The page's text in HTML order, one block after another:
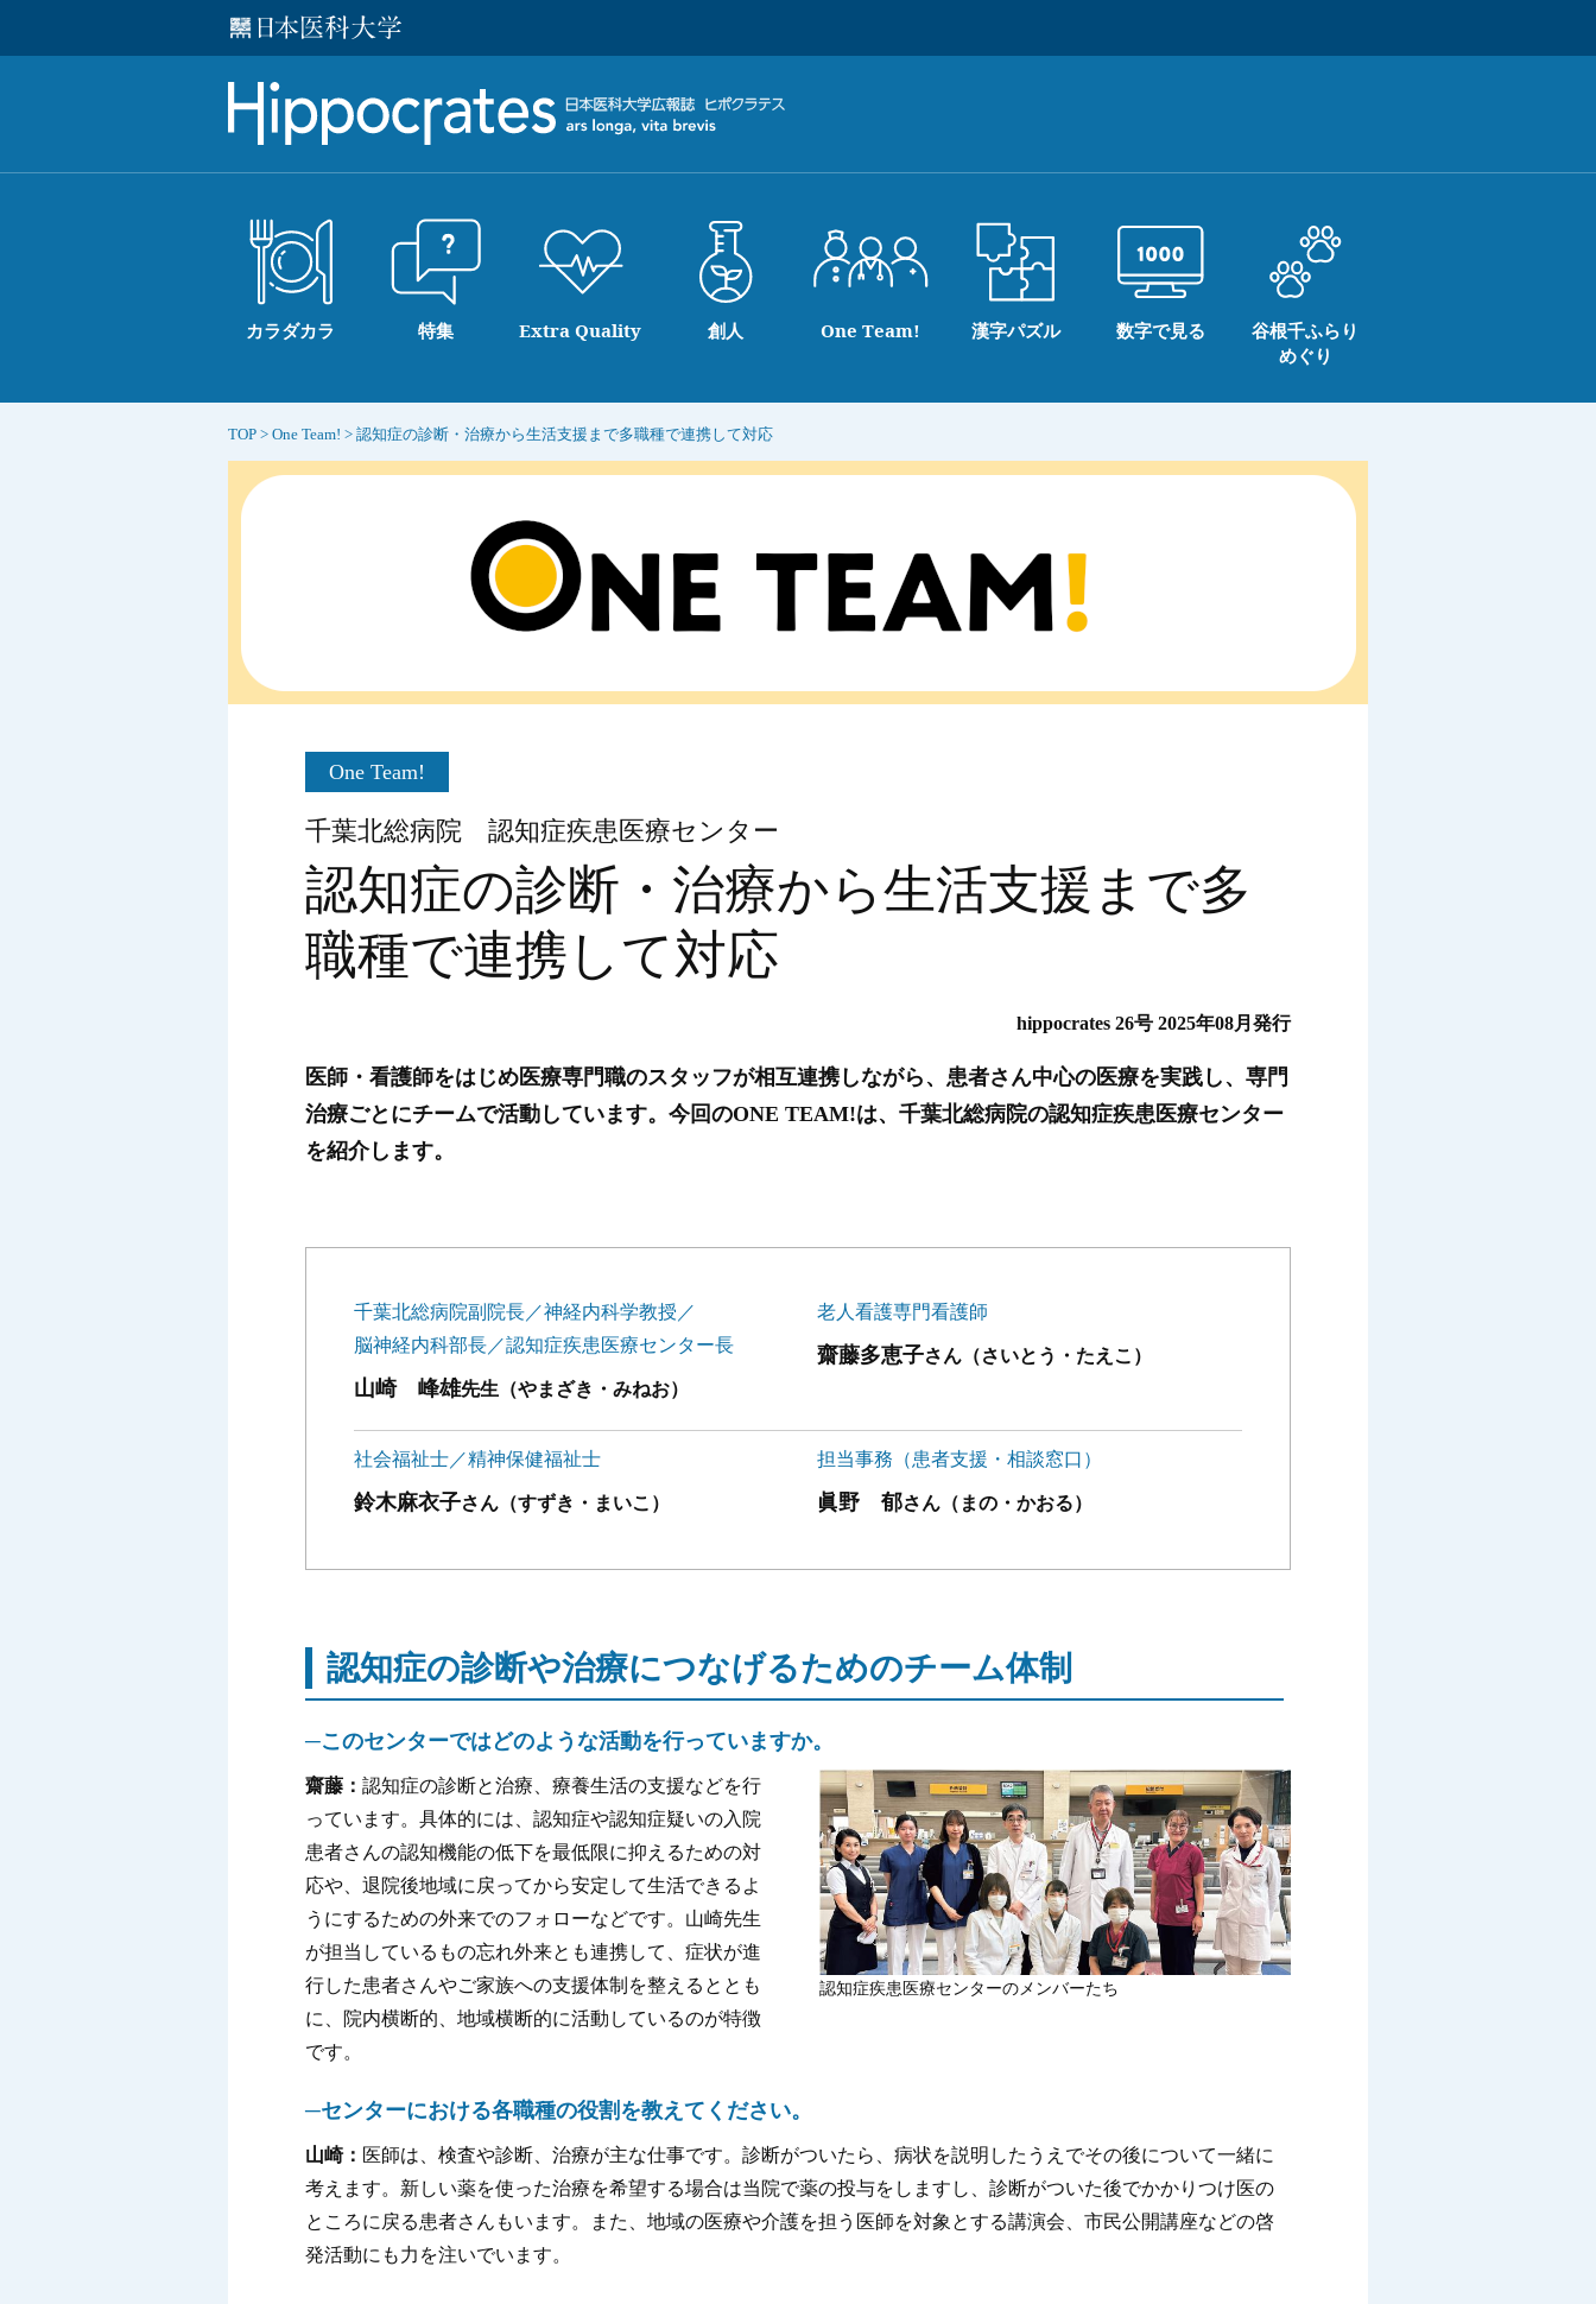
カラダカラ 特集 Extra Quality 創人 One Team! 漢字パズル 数字で見る
谷根千ふらり
めぐり
TOP > One Team! > 認知症の診断・治療から生活支援まで多職種で連携して対応
One Team!
千葉北総病院 認知症疾患医療センター
認知症の診断・治療から生活支援まで多
職種で連携して対応
hippocrates 26号 2025年08月発行
医師・看護師をはじめ医療専門職のスタッフが相互連携しながら、患者さん中心の医療を実践し、専門
治療ごとにチームで活動しています。今回のONE TEAM!は、千葉北総病院の認知症疾患医療センター
を紹介します。
千葉北総病院副院長／神経内科学教授／
脳神経内科部長／認知症疾患医療センター長
山崎 峰雄先生（やまざき・みねお）
老人看護専門看護師
齋藤多恵子さん（さいとう・たえこ）
社会福祉士／精神保健福祉士
鈴木麻衣子さん（すずき・まいこ）
担当事務（患者支援・相談窓口）
眞野 郁さん（まの・かおる）
認知症の診断や治療につなげるためのチーム体制
─このセンターではどのような活動を行っていますか。
齋藤： 認知症の診断と治療、療養生活の支援などを行
っています。具体的には、認知症や認知症疑いの入院
患者さんの認知機能の低下を最低限に抑えるための対
応や、退院後地域に戻ってから安定して生活できるよ
うにするための外来でのフォローなどです。山崎先生
が担当しているもの忘れ外来とも連携して、症状が進
行した患者さんやご家族への支援体制を整えるととも
に、院内横断的、地域横断的に活動しているのが特徴
です。
認知症疾患医療センターのメンバーたち
─センターにおける各職種の役割を教えてください。
山崎： 医師は、検査や診断、治療が主な仕事です。診断がついたら、病状を説明したうえでその後について一緒に
考えます。新しい薬を使った治療を希望する場合は当院で薬の投与をしますし、診断がついた後でかかりつけ医の
ところに戻る患者さんもいます。また、地域の医療や介護を担う医師を対象とする講演会、市民公開講座などの啓
発活動にも力を注いでいます。